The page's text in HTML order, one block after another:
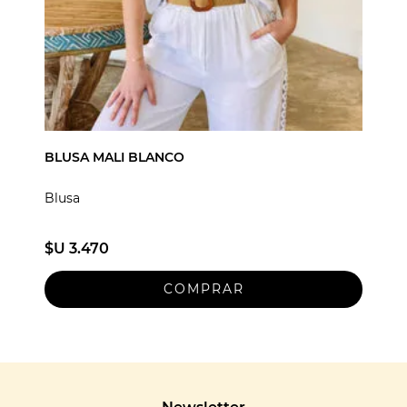
BLUSA MALI BLANCO
Blusa
$U 3.470